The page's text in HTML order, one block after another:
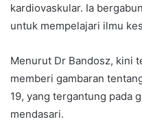
kardiovaskular. Ia
untuk mempelajari ilmu
Menurut Dr Bandosz, kini
memberi gambaran
19, yang tergantung pada
mendasari.